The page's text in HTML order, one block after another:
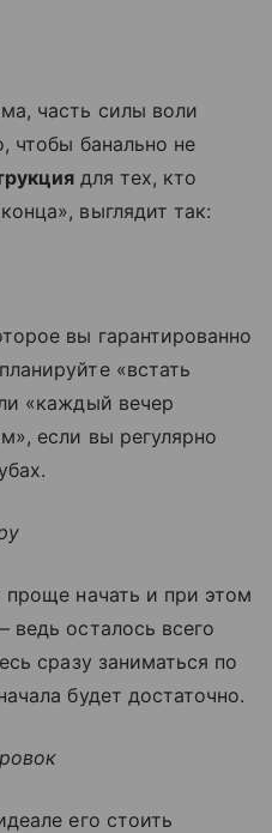
часть силы воли
чтобы банально не
для тех, кто
выглядит так:
вы гарантированно
«встать
«каждый вечер
если вы регулярно
проще начать и при этом
ведь осталось всего
сразу заниматься по
будет достаточно.
его стоить